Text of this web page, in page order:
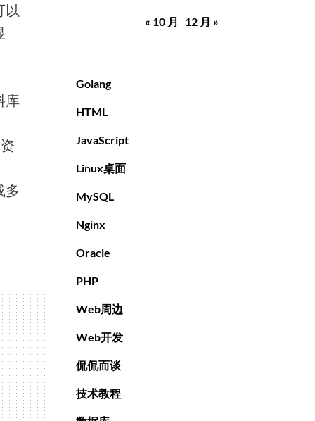
以
库
多
« 10 月 12 月 »
Golang
HTML
JavaScript
Linux桌面
MySQL
Nginx
Oracle
PHP
Web周边
Web开发
侃侃而谈
技术教程